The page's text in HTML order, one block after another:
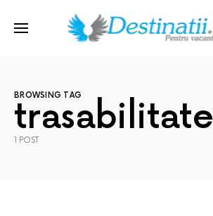
BROWSING TAG
trasabilitate
1 POST